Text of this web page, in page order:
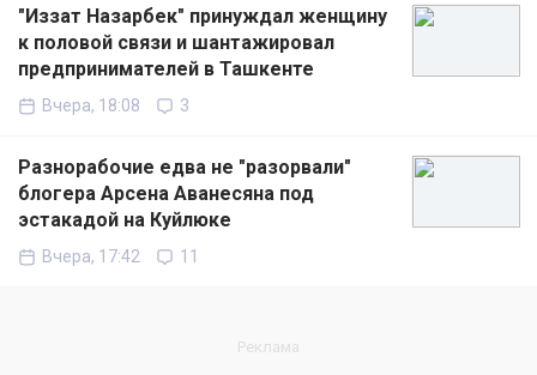
"Иззат Назарбек" принуждал женщину
к половой связи и шантажировал
предпринимателей в Ташкенте
Вчера, 18:08 3
Разнорабочие едва не "разорвали"
блогера Арсена Аванесяна под
эстакадой на Куйлюке
Вчера, 17:42 11